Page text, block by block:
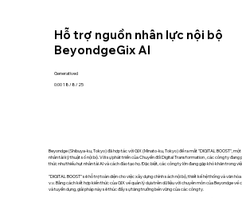
Hỗ trợ nguồn nhân lực nội bộ
BeyondgeGix AI
Generatived
0:00 18/8/25
Beyondge (Shibuya-ku, Tokyo) đã hợp tác với GIX (Minato-ku, Tokyo) để ra mắt "DIGITAL BOOST",
nhân tài kỹ thuật số nội bộ. Với sự phát triển của Chuyển đổi Digital Transformation , các công ty đang
thức như thiếu hụt nhân tài AI và cách đào tạo họ. Đặc biệt, các công ty lớn đang gặp khó khăn trong
"DIGITAL BOOST" sẽ hỗ trợ toàn diện cho việc xây dựng chính sách nội bộ, thiết kế hệ thống và văn
v.v. Bằng cách kết hợp kiến thức của GIX về quản lý dựa trên dữ liệu với chuyên môn của Beyondge về
và tuyển dụng, giải pháp này sẽ thúc đẩy sự tăng trưởng bền vững của các công ty.